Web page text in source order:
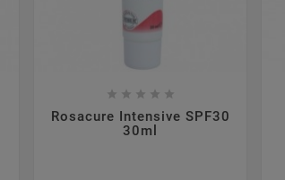
    
Rosacure Intensive SPF30
30ml